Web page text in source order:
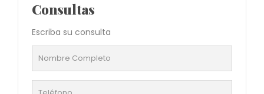
Consultas
Escriba su consulta